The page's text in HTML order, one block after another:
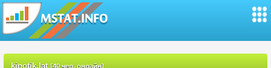
kinotik.lat [40 чел. онлайн]